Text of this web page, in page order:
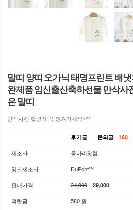
말띠 양띠 오가닉 태명프린트 배
완제품 임신출산축하선물 만삭사
은 말띠
만삭사진 촬영시 꼭 챙겨가세요~^^
후기글 문의글 160
제조사 옹아리닷컴
잉크제조사
DuPont™
판매가격
34,900 29,000
적립금 580 원